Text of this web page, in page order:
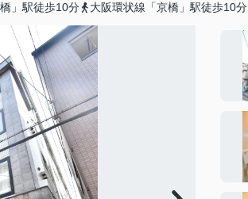
」駅徒歩10分 大阪環状線「京橋」駅徒歩10分